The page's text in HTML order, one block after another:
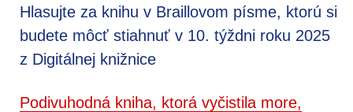
Hlasujte za knihu v Braillovom písme, ktorú si
budete môcť stiahnuť v 10. týždni roku 2025
z Digitálnej knižnice
Podivuhodná kniha, ktorá vyčistila more,